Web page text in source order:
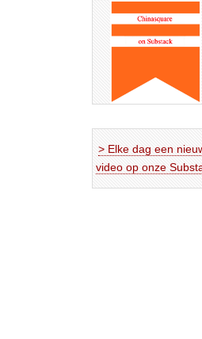
> Elke dag een
video op onze